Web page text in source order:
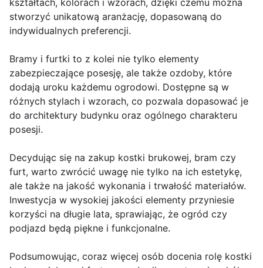
kształtach, kolorach i wzorach, dzięki czemu można
stworzyć unikatową aranżację, dopasowaną do
indywidualnych preferencji.
Bramy i furtki to z kolei nie tylko elementy
zabezpieczające posesję, ale także ozdoby, które
dodają uroku każdemu ogrodowi. Dostępne są w
różnych stylach i wzorach, co pozwala dopasować je
do architektury budynku oraz ogólnego charakteru
posesji.
Decydując się na zakup kostki brukowej, bram czy
furt, warto zwrócić uwagę nie tylko na ich estetykę,
ale także na jakość wykonania i trwałość materiałów.
Inwestycja w wysokiej jakości elementy przyniesie
korzyści na długie lata, sprawiając, że ogród czy
podjazd będą piękne i funkcjonalne.
Podsumowując, coraz więcej osób docenia rolę kostki